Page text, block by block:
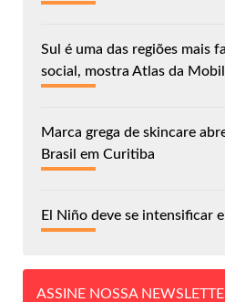
Sul é uma das regiões mais
social, mostra Atlas da
Marca grega de skincare
Brasil em Curitiba
El Niño deve se intensificar
ASSINE NOSSA